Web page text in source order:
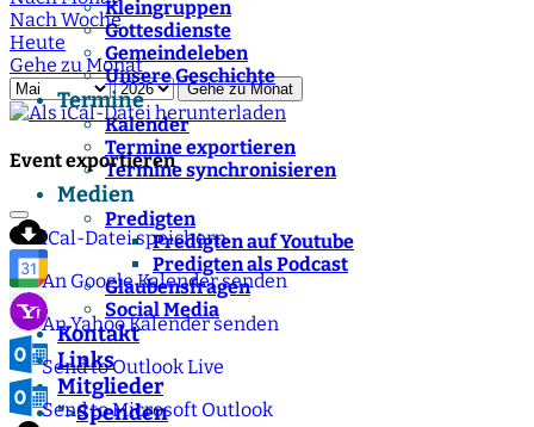
Kleingruppen
Gottesdienste
Gemeindeleben
Unsere Geschichte
Termine
Kalender
Termine exportieren
Termine synchronisieren
Medien
Predigten
Predigten auf Youtube
Predigten als Podcast
Glaubensfragen
Social Media
Kontakt
Links
Mitglieder
">Spenden
Nach Woche
Heute
Gehe zu Monat
Gehe zu Monat
Event exportieren
iCal-Datei speichern
An Google Kalender senden
An Yahoo Kalender senden
Send to Outlook Live
Send to Microsoft Outlook